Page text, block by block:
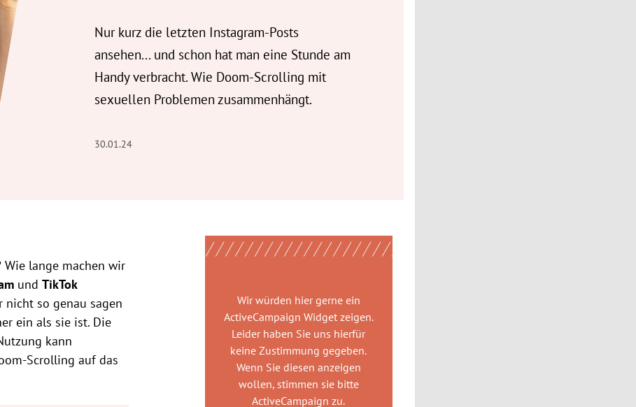
Nur kurz die letzten Instagram-Posts
ansehen... und schon hat man eine Stunde am
Handy verbracht. Wie Doom-Scrolling mit
sexuellen Problemen zusammenhängt.
30.01.24
lange machen wir
und TikTok
nicht so genau sagen
ein als sie ist. Die
kann
Scrolling auf das
Wir würden hier gerne ein
ActiveCampaign Widgetzeigen.
Leider haben Sie uns hierfür
keine Zustimmung gegeben.
Wenn Sie diesen anzeigen
wollen, stimmen sie bitte
ActiveCampaign zu.